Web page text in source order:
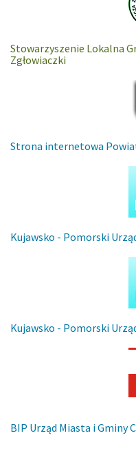
Stowarzyszenie Lokalna
Zgłowiaczki
Strona internetowa
Kujawsko - Pomorski
Kujawsko - Pomorski
BIP Urząd Miasta i Gminy